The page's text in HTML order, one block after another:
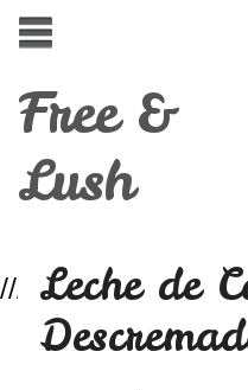
Free &
Lush
Leche de